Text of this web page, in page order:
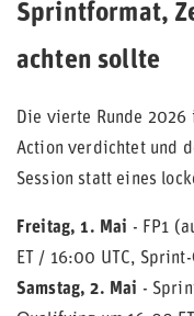
Sprintformat,
achten sollte
Die vierte Runde 2026
Action verdichtet und
Session statt eines
Freitag, 1. Mai - FP1
ET / 16:00 UTC,
Samstag, 2. Mai -